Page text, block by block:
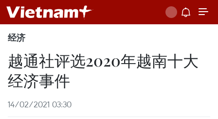
经济
越通社评选2020年越南十大
经济事件
14/02/2021 03:30